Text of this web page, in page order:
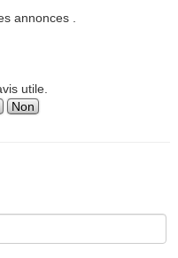
annonces .
utile.
Non